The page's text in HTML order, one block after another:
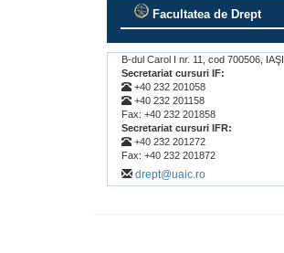
Facultatea de Drept
B-dul Carol I nr. 11, cod 700506, IAŞI
Secretariat cursuri IF:
+40 232 201058
+40 232 201158
Fax: +40 232 201858
Secretariat cursuri IFR:
+40 232 201272
Fax: +40 232 201872
drept@uaic.ro